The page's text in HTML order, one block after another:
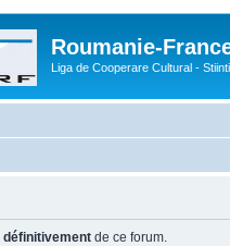
Roumanie-
Liga de Cooperare Cultural -
définitivement de ce forum.